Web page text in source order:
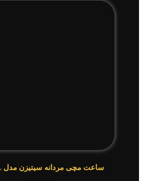
ساعت مچی مردانه سیتیزن مدل CA0690-88L